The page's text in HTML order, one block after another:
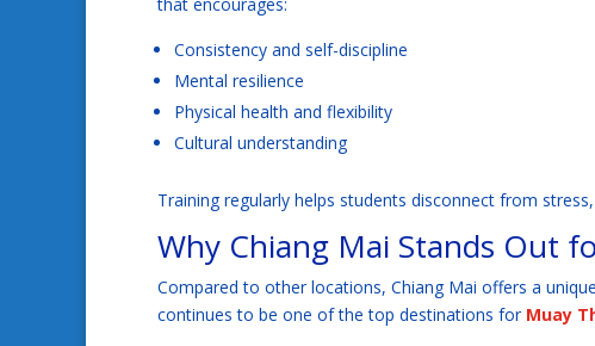
Consistency and self-discipline
Mental resilience
Physical health and flexibility
Cultural understanding
Training regularly helps students disconnect from
Why Chiang Mai Stands Out
Compared to other locations, Chiang Mai offers a
continues to be one of the top destinations for Muay